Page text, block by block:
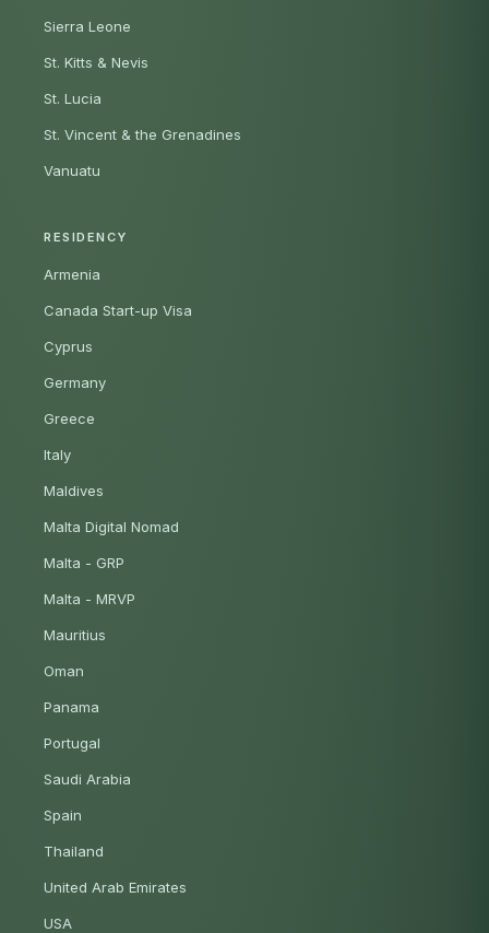
Sierra Leone
St. Kitts & Nevis
St. Lucia
St. Vincent & the Grenadines
Vanuatu
RESIDENCY
Armenia
Canada Start-up Visa
Cyprus
Germany
Greece
Italy
Maldives
Malta Digital Nomad
Malta - GRP
Malta - MRVP
Mauritius
Oman
Panama
Portugal
Saudi Arabia
Spain
Thailand
United Arab Emirates
USA